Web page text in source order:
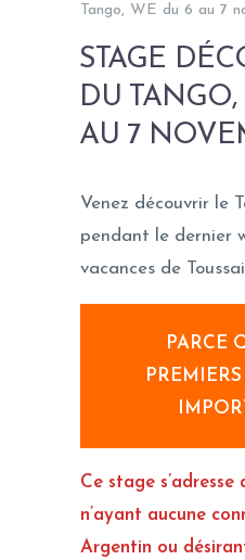
Tango, WE du 6 au 7
STAGE
DU
AU 7
Venez découvrir le
pendant le dernier
vacances de
PARCE
PREMIERS
Ce stage s’adresse
n’ayant aucune
Argentin ou